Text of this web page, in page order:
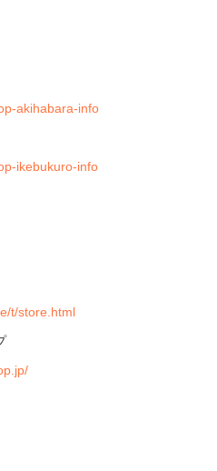
akihabara-info
ikebukuro-info
t/store.html